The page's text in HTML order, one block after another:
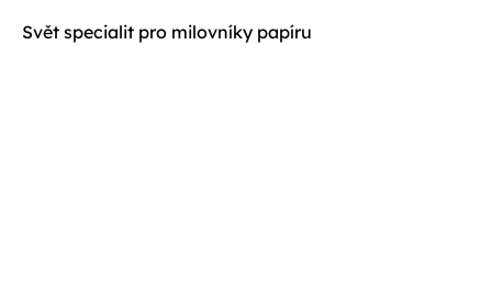
Svět specialit pro milovníky papíru